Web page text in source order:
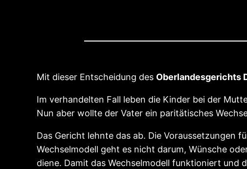
Mit dieser Entscheidung des Oberlandesgerichts
Im verhandelten Fall leben die Kinder bei der
Nun aber wollte der Vater ein paritätisches
Das Gericht lehnte das ab. Die Voraussetzungen
Wechselmodell geht es nicht darum, Wünsche
diene. Damit das Wechselmodell funktioniert und